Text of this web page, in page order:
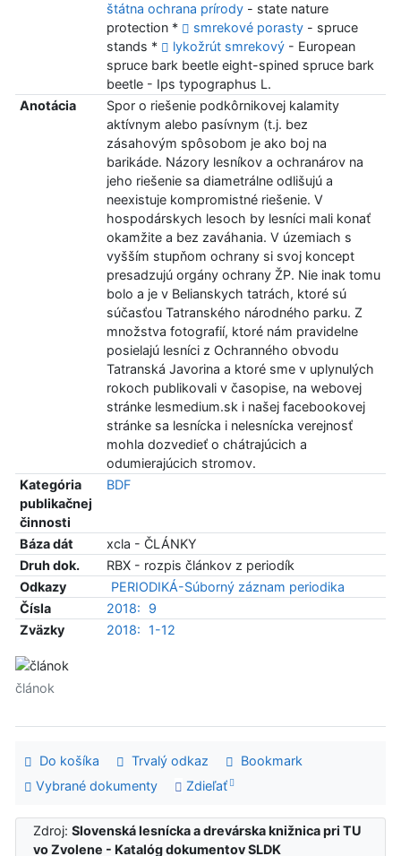
štátna ochrana prírody- state nature
protection *
smrekové porasty- spruce
stands *
lykožrút smrekový- European
spruce bark beetle eight-spined spruce bark
beetle - Ips typographus L.
Anotácia
Spor o riešenie podkôrnikovej kalamity
aktívnym alebo pasívnym (t.j. bez
zásahovým spôsobom je ako boj na
barikáde. Názory lesníkov a ochranárov na
jeho riešenie sa diametrálne odlišujú a
neexistuje kompromistné riešenie. V
hospodárskych lesoch by lesníci mali konať
okamžite a bez zaváhania. V územiach s
vyšším stupňom ochrany si svoj koncept
presadzujú orgány ochrany ŽP. Nie inak tomu
bolo a je v Belianskych tatrách, ktoré sú
súčasťou Tatranského národného parku. Z
množstva fotografií, ktoré nám pravidelne
posielajú lesníci z Ochranného obvodu
Tatranská Javorina a ktoré sme v uplynulých
rokoch publikovali v časopise, na webovej
stránke lesmedium.sk i našej facebookovej
stránke sa lesnícka i nelesnícka verejnosť
mohla dozvedieť o chátrajúcich a
odumierajúcich stromov.
Kategória
publikačnej
činnosti
BDF
Báza dát
xcla - ČLÁNKY
Druh dok.
RBX - rozpis článkov z periodík
Odkazy
PERIODIKÁ-Súborný záznam periodika
Čísla
2018:
9
Zväzky
2018: 1-12
článok
Do košíka Trvalý odkaz
Bookmark
Vybrané dokumenty
Zdieľať
Zdroj:Slovenská lesnícka a drevárska knižnica pri TU
vo Zvolene - Katalóg dokumentov SLDK